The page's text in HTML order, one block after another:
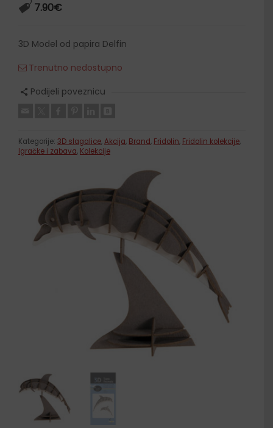
7.90€
3D Model od papira Delfin
Trenutno nedostupno
Podijeli poveznicu
Kategorije: 3D slagalice,Akcija, Brand, Fridolin, Fridolin kolekcije,
Igračke i zabava, Kolekcije